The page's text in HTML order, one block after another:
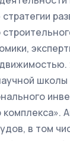
школы
комплекса».
в том